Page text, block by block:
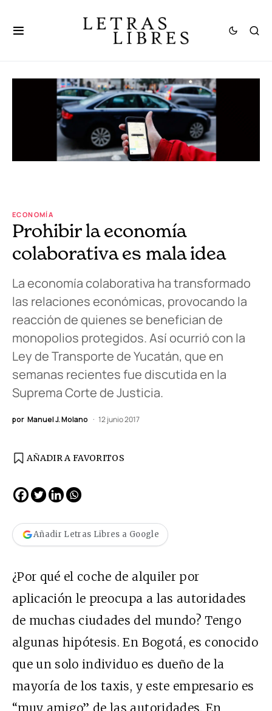
ECONOMÍA
Prohibir la economía
colaborativa es mala idea
La economía colaborativa ha transformado
las relaciones económicas, provocando la
reacción de quienes se benefician de
monopolios protegidos. Así ocurrió con la
Ley de Transporte de Yucatán, que en
semanas recientes fue discutida en la
Suprema Corte de Justicia.
por Manuel J. Molano 12 junio 2017
AÑADIR A FAVORITOS
Añadir Letras Libres a Google
¿Por qué el coche de alquiler por
aplicación le preocupa a las autoridades
de muchas ciudades del mundo? Tengo
algunas hipótesis. En Bogotá, es conocido
que un solo individuo es dueño de la
mayoría de los taxis, y este empresario es
“muy amigo” de las autoridades. En